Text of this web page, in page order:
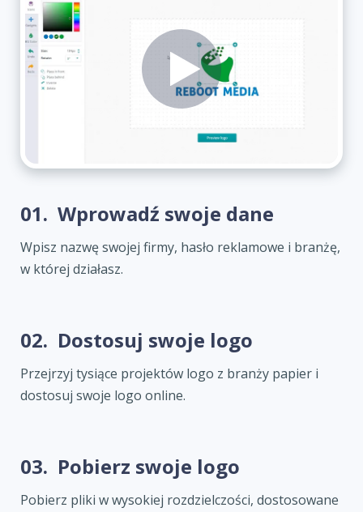
01. Wprowadź swoje dane
Wpisz nazwę swojej firmy, hasło reklamowe i branżę,
w której działasz.
02. Dostosuj swoje logo
Przejrzyj tysiące projektów logo z branży papier i
dostosuj swoje logo online.
03. Pobierz swoje logo
Pobierz pliki w wysokiej rozdzielczości, dostosowane